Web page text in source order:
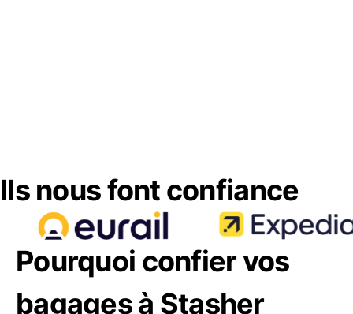
Ils nous font confiance
Pourquoi confier vos
bagages à Stasher